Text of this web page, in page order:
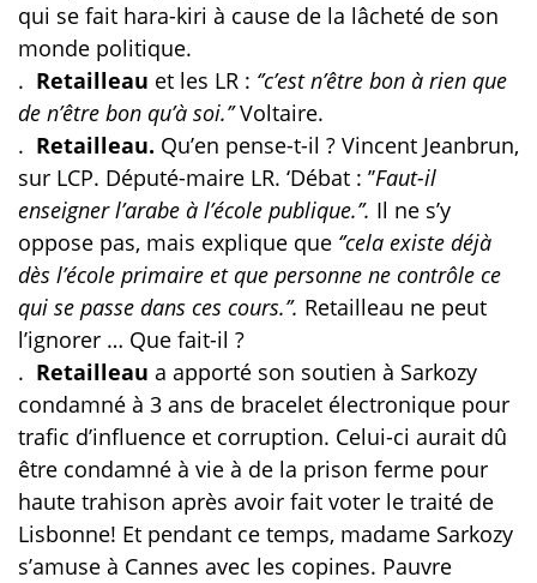
qui se fait hara-kiri à cause de la lâcheté de son
monde politique.
. Retailleau et les LR : ‘’c’est n’être bon à rien que
de n’être bon qu’à soi.’’Voltaire.
. Retailleau. Qu’en pense-t-il ? Vincent Jeanbrun,
sur LCP. Député-maire LR. ‘Débat : ’’Faut-il
enseigner l’arabe à l’école publique.’’. Il ne s’y
oppose pas, mais explique que ‘’cela existe déjà
dès l’école primaire et que personne ne contrôle ce
qui se passe dans ces cours.’’. Retailleau ne peut
l’ignorer … Que fait-il ?
. Retailleau a apporté son soutien à Sarkozy
condamné à 3 ans de bracelet électronique pour
trafic d’influence et corruption. Celui-ci aurait dû
être condamné à vie à de la prison ferme pour
haute trahison après avoir fait voter le traité de
Lisbonne! Et pendant ce temps, madame Sarkozy
s’amuse à Cannes avec les copines. Pauvre